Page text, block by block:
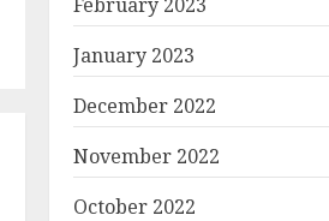
January 2023
December 2022
November 2022
October 2022